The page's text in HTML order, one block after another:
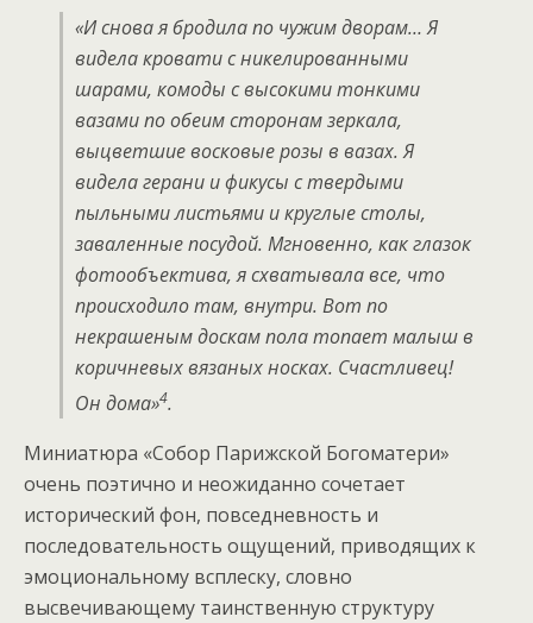
«И снова я бродила по чужим дворам… Я
видела кровати с никелированными
шарами, комоды с высокими тонкими
вазами по обеим сторонам зеркала,
выцветшие восковые розы в вазах. Я
видела герани и фикусы с твердыми
пыльными листьями и круглые столы,
заваленные посудой. Мгновенно, как глазок
фотообъектива, я схватывала все, что
происходило там, внутри. Вот по
некрашеным доскам пола топает малыш в
коричневых вязаных носках. Счастливец!
Он дома»4.
Миниатюра «Собор Парижской Богоматери»
очень поэтично и неожиданно сочетает
исторический фон, повседневность и
последовательность ощущений, приводящих к
эмоциональному всплеску, словно
высвечивающему таинственную структуру